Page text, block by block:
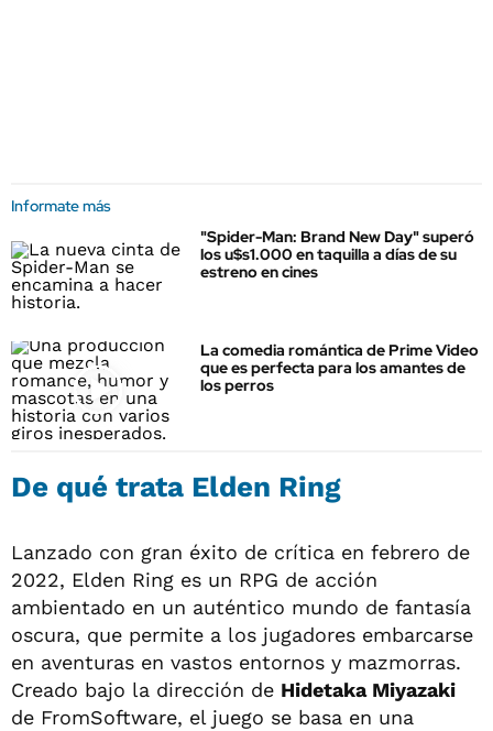
Informate más
"Spider-Man: Brand New Day" superó
los u$s1.000 en taquilla a días de su
estreno en cines
La comedia romántica de Prime Video
que es perfecta para los amantes de
los perros
De qué trata Elden Ring
Lanzado con gran éxito de crítica en febrero de
2022, Elden Ring es un RPG de acción
ambientado en un auténtico mundo de fantasía
oscura, que permite a los jugadores embarcarse
en aventuras en vastos entornos y mazmorras.
Creado bajo la dirección de Hidetaka Miyazaki
de FromSoftware, el juego se basa en una